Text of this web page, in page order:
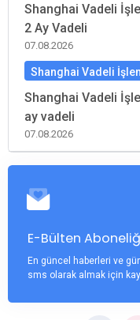
Shanghai Vadeli
2 Ay Vadeli
07.08.2026
Shanghai Vadeli
Shanghai Vadeli
ay vadeli
07.08.2026
E-Bülten
En güncel haberleri ve
sms olarak almak için